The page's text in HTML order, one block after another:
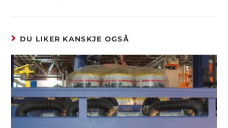
DU LIKER KANSKJE OGSÅ